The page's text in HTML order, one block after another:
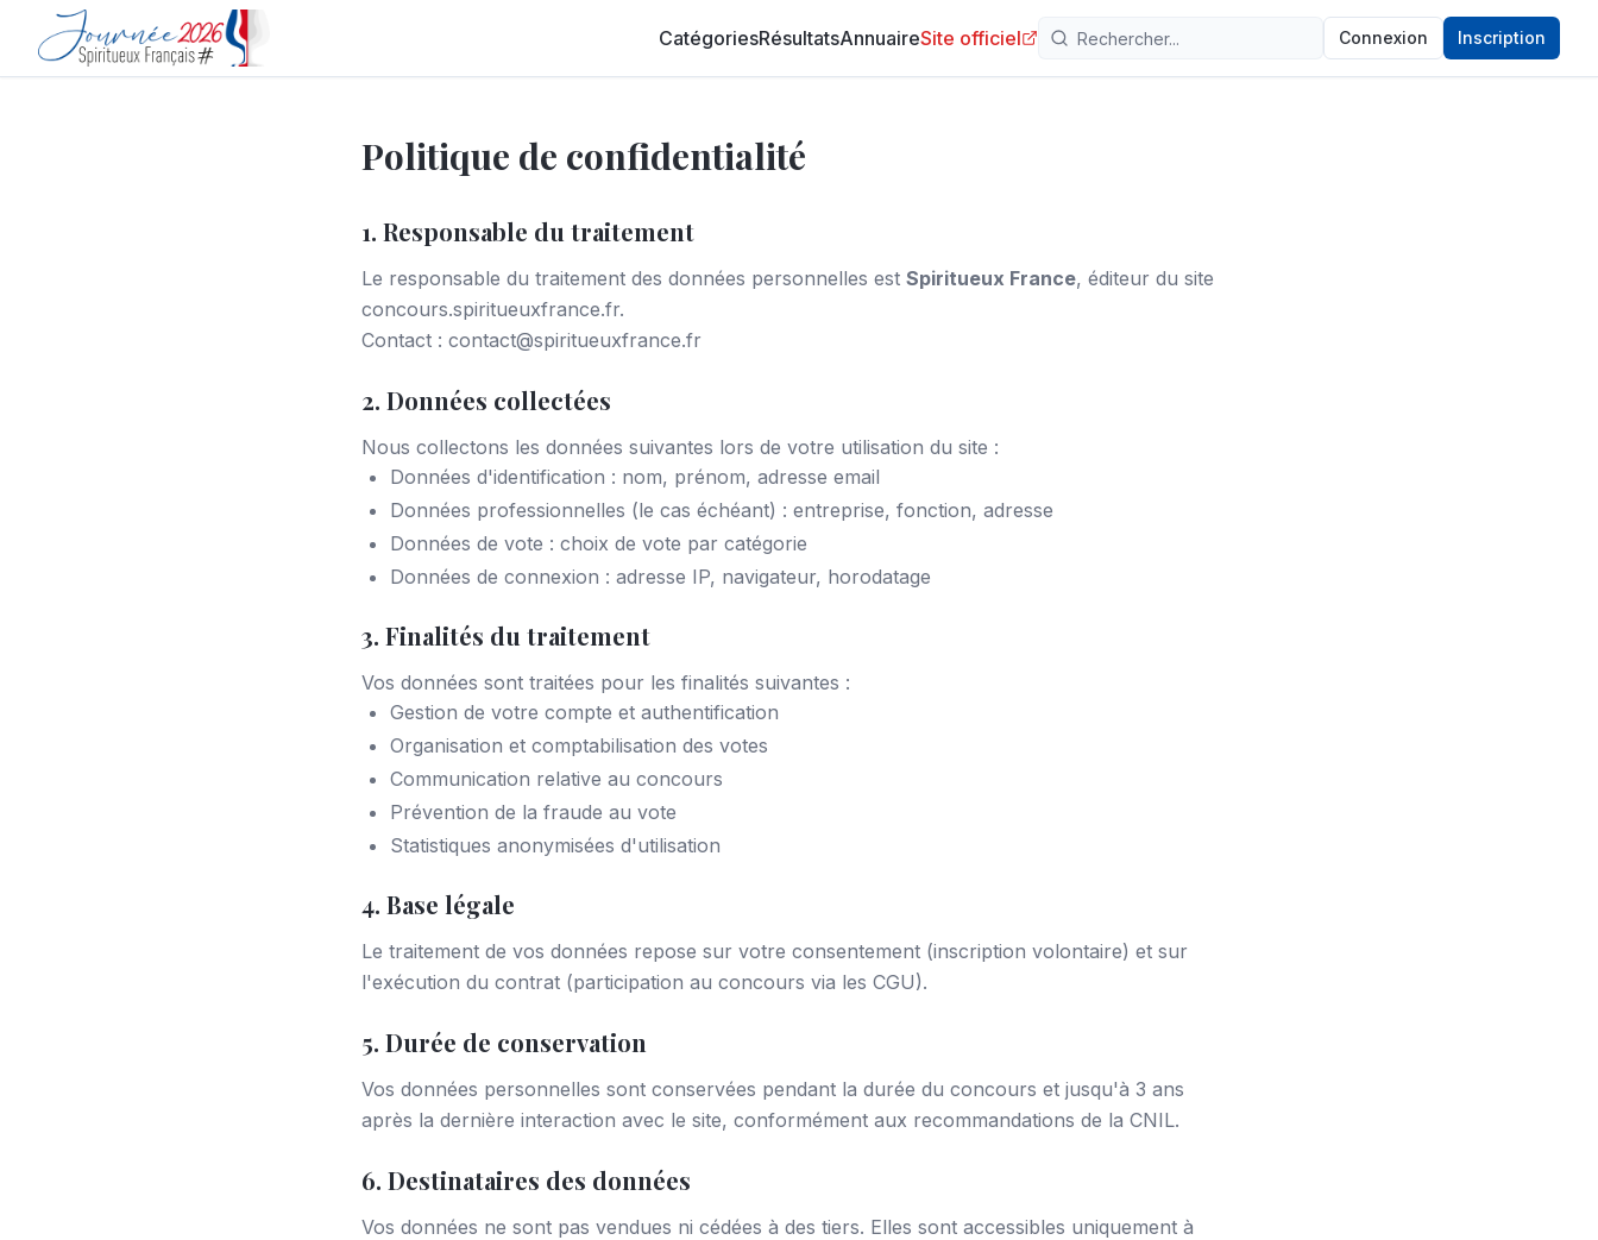
CatégoriesRésultatsAnnuaireSite officiel Connexion Inscription
Politique de confidentialité
1. Responsable du traitement
Le responsable du traitement des données personnelles est Spiritueux France, éditeur du site
concours.spiritueuxfrance.fr.
Contact : contact@spiritueuxfrance.fr
2. Données collectées
Nous collectons les données suivantes lors de votre utilisation du site :
Données d'identification : nom, prénom, adresse email
Données professionnelles (le cas échéant) : entreprise, fonction, adresse
Données de vote : choix de vote par catégorie
Données de connexion : adresse IP, navigateur, horodatage
3. Finalités du traitement
Vos données sont traitées pour les finalités suivantes :
Gestion de votre compte et authentification
Organisation et comptabilisation des votes
Communication relative au concours
Prévention de la fraude au vote
Statistiques anonymisées d'utilisation
4. Base légale
Le traitement de vos données repose sur votre consentement (inscription volontaire) et sur
l'exécution du contrat (participation au concours via les CGU).
5. Durée de conservation
Vos données personnelles sont conservées pendant la durée du concours et jusqu'à 3 ans
après la dernière interaction avec le site, conformément aux recommandations de la CNIL.
6. Destinataires des données
Vos données ne sont pas vendues ni cédées à des tiers. Elles sont accessibles uniquement à